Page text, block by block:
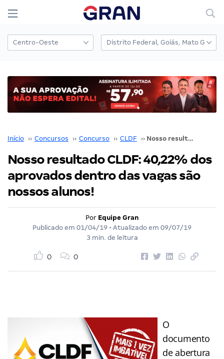
Início ›› Concursos ›› Concurso ›› CLDF ›› Nosso resultado CLDF: 40,22% dos aprovados dentro das vagas são nossos alunos!
Nosso resultado CLDF: 40,22% dos
aprovados dentro das vagas são
nossos alunos!
Por Equipe Gran
Publicado em 01/04/19 • Atualizado em 09/07/19
3 min. de leitura
0 0
O
documento
de abertura